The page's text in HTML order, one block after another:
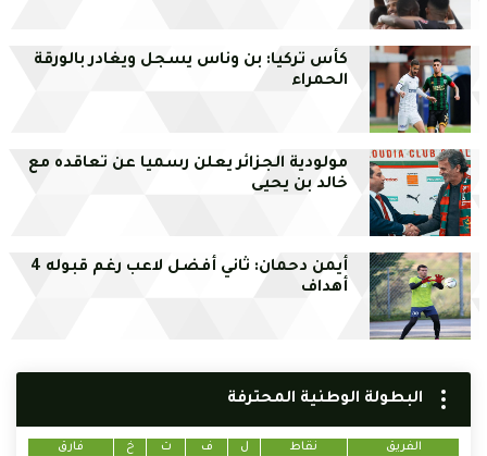
كأس تركيا: بن وناس يسجل ويغادر بالورقة
الحمراء
مولودية الجزائر يعلن رسميا عن تعاقده مع
خالد بن يحيى
أيمن دحمان: ثاني أفضل لاعب رغم قبوله 4
أهداف
البطولة الوطنية المحترفة
الفريق نقاط ل ف ت خ فارق